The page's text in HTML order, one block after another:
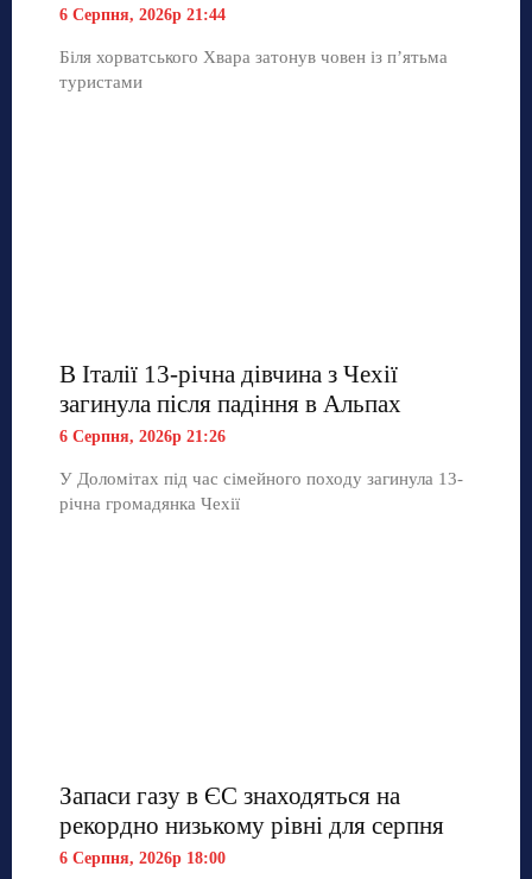
6 Серпня, 2026р 21:44
Біля хорватського Хвара затонув човен із п’ятьма
туристами
В Італії 13-річна дівчина з Чехії
загинула після падіння в Альпах
6 Серпня, 2026р 21:26
У Доломітах під час сімейного походу загинула 13-
річна громадянка Чехії
Запаси газу в ЄС знаходяться на
рекордно низькому рівні для серпня
6 Серпня, 2026р 18:00